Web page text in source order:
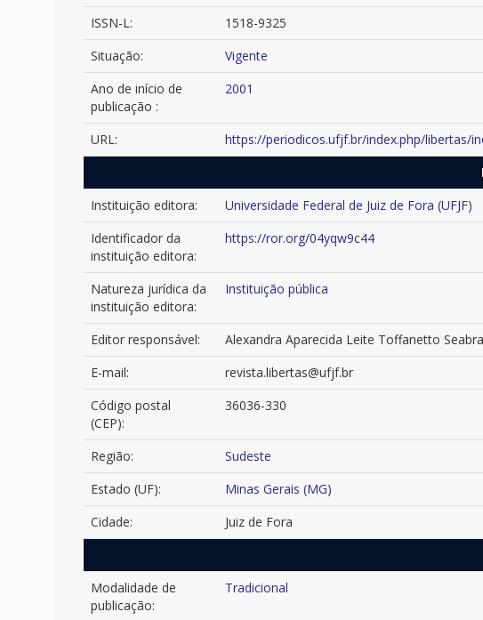
ISSN-L:
1518-9325
Situação:
Vigente
Ano de início de
publicação :
2001
URL:
https://periodicos.ufjf.br/index.php/libertas/
Instituição editora:
Universidade Federal de Juiz de Fora (UFJF)
Identificador da
instituição editora:
https://ror.org/04yqw9c44
Natureza jurídica da
instituição editora:
Instituição pública
Editor responsável:
Alexandra Aparecida Leite Toffanetto
E-mail:
revista.libertas@ufjf.br
Código postal
(CEP):
36036-330
Região:
Sudeste
Estado (UF):
Minas Gerais (MG)
Cidade:
Juiz de Fora
Modalidade de
publicação:
Tradicional